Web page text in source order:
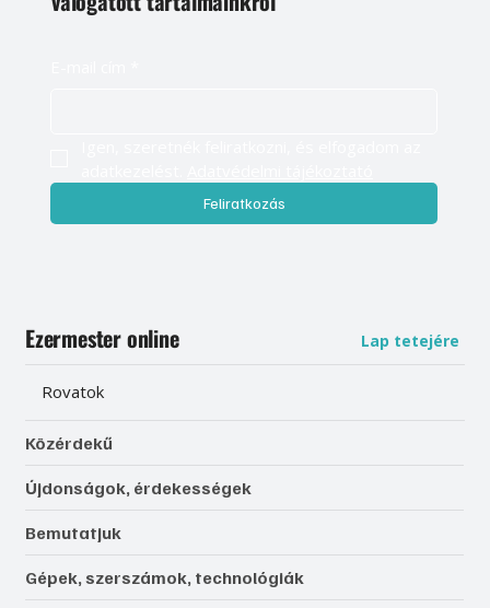
Feliratkozás
Ezermester online Lap tetejére
Rovatok
Közérdekű
Újdonságok, érdekességek
Bemutatjuk
Gépek, szerszámok, technológiák